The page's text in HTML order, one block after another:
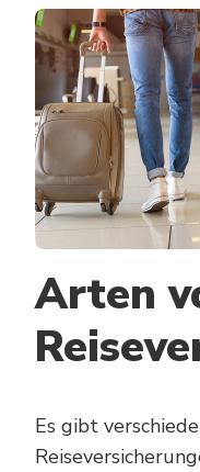
Arten
Es gibt